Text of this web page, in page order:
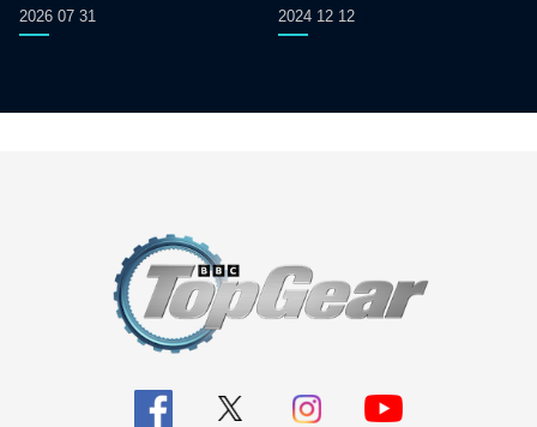
2026 07 31 2024 12 12